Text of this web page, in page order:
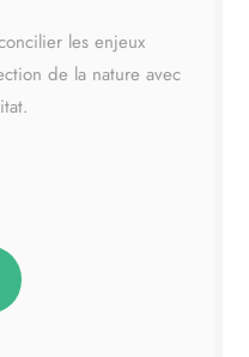
les enjeux
de la nature avec